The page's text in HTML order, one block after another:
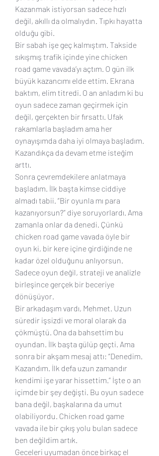
Kazanmak istiyorsan sadece hızlı
değil, akıllı da olmalıydın. Tıpkı hayatta
olduğu gibi.
Bir sabah işe geç kalmıştım. Takside
sıkışmış trafik içinde yine chicken
road game vavada’yı açtım. O gün ilk
büyük kazancımı elde ettim. Ekrana
baktım, elim titredi. O an anladım ki bu
oyun sadece zaman geçirmek için
değil, gerçekten bir fırsattı. Ufak
rakamlarla başladım ama her
oynayışımda daha iyi olmaya başladım.
Kazandıkça da devam etme isteğim
arttı.
Sonra çevremdekilere anlatmaya
başladım. İlk başta kimse ciddiye
almadı tabii. “Bir oyunla mı para
kazanıyorsun?” diye soruyorlardı. Ama
zamanla onlar da denedi. Çünkü
chicken road game vavada öyle bir
oyun ki, bir kere içine girdiğinde ne
kadar özel olduğunu anlıyorsun.
Sadece oyun değil, strateji ve analizle
birleşince gerçek bir beceriye
dönüşüyor.
Bir arkadaşım vardı, Mehmet. Uzun
süredir işsizdi ve moral olarak da
çökmüştü. Ona da bahsettim bu
oyundan. İlk başta gülüp geçti. Ama
sonra bir akşam mesaj attı: “Denedim.
Kazandım. İlk defa uzun zamandır
kendimi işe yarar hissettim.” İşte o an
içimde bir şey değişti. Bu oyun sadece
bana değil, başkalarına da umut
olabiliyordu. Chicken road game
vavada ile bir çıkış yolu bulan sadece
ben değildim artık.
Geceleri uyumadan önce birkaç el